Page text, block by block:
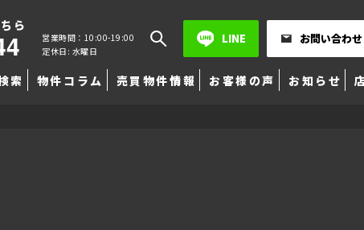
ら
営業時間：10:00-19:00
定休日: 水曜日
LINE お問い合わせ
索 物件コラム 売買物件情報 お客様の声 お知らせ